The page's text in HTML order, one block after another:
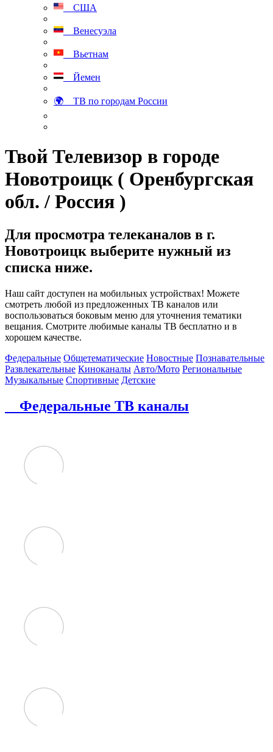
США
Венесуэла
Вьетнам
Йемен
🌍 ТВ по городам России
Твой Телевизор в городе
Новотроицк ( Оренбургская
обл. / Россия )
Для просмотра телеканалов в г.
Новотроицк выберите нужный из
списка ниже.
Наш сайт доступен на мобильных устройствах! Можете
смотреть любой из предложенных ТВ каналов или
воспользоваться боковым меню для уточнения тематики
вещания. Смотрите любимые каналы ТВ бесплатно и в
хорошем качестве.
Федеральные Общетематические Новостные Познавательные
Развлекательные Киноканалы Авто/Мото Региональные
Музыкальные Спортивные Детские
Федеральные ТВ каналы